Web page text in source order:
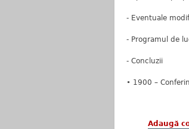
- Eventuale
- Programul de
- Concluzii
• 1900 –
Adaugă